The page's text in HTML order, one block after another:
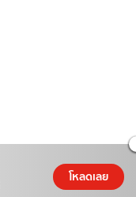
โหลดเลย